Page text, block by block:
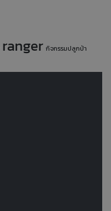
ranger กิจกรรมปลูกป่า